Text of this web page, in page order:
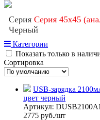
Серия Серия 45х45
Черный
Категории
Показать только в
Сортировка
USB-зарядка
цвет черный
Артикул:
2775 руб./шт